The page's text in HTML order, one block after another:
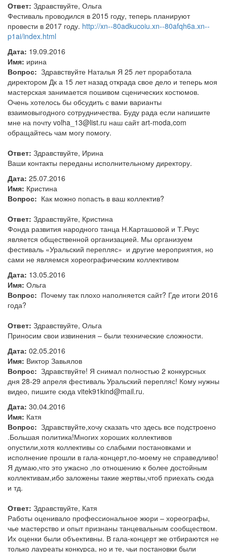
Ответ: Здравствуйте, Ольга
Фестиваль проводился в 2015 году, теперь планируют
провести в 2017 году. http://xn--80adkucoiu.xn--80afqh6a.xn--
p1ai/index.html
Дата: 19.09.2016
Имя: ирина
Вопрос: Здравствуйте Наталья Я 25 лет проработала
директором Дк а 15 лет назад открада свое дело и теперь моя
мастерская занимается пошивом сценических костюмов.
Очень хотелось бы обсудить с вами варианты
взаимовыгодного сотрудничества. Буду рада если напишите
мне на почту volha_13@list.ru наш сайт art-moda,com
обращайтесь чам могу помогу.
Ответ: Здравствуйте, Ирина
Ваши контакты переданы исполнительному директору.
Дата: 25.07.2016
Имя: Кристина
Вопрос: Как можно попасть в ваш коллектив?
Ответ: Здравствуйте, Кристина
Фонда развития народного танца Н.Карташовой и Т.Реус
является общественной организацией. Мы организуем
фестиваль «Уральский перепляс» и другие мероприятия, но
сами не являемся хореографическим коллективом
Дата: 13.05.2016
Имя: Ольга
Вопрос: Почему так плохо наполняется сайт? Где итоги 2016
года?
Ответ: Здравствуйте, Ольга
Приносим свои извинения – были технические сложности.
Дата: 02.05.2016
Имя: Виктор Завьялов
Вопрос: Здравствуйте! Я снимал полностью 2 конкурсных
дня 28-29 апреля фестиваль Уральский перепляс! Кому нужны
видео, пишите сюда vitek91kind@mail.ru.
Дата: 30.04.2016
Имя: Катя
Вопрос: Здравствуйте,хочу сказать что здесь все подстроено
.Большая политика!Многих хороших коллективов
опустили,хотя коллективы со слабыми постановками и
исполнение прошли в гала-концерт,по-моему не справедливо!
Я думаю,что это ужасно ,по отношению к более достойным
коллективам,ибо заложены такие жертвы,чтоб приехать сюда
и тд.
Ответ: Здравствуйте, Катя
Работы оценивало профессиональное жюри – хореографы,
чье мастерство и опыт признаны танцевальным сообществом.
Их оценки были объективны. В гала-концерт же отбираются не
только лауреаты конкурса, но и те, чьи постановки были